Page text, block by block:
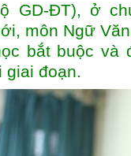
GD-ĐT), ở
môn Ngữ
bắt buộc và
giai đoạn.